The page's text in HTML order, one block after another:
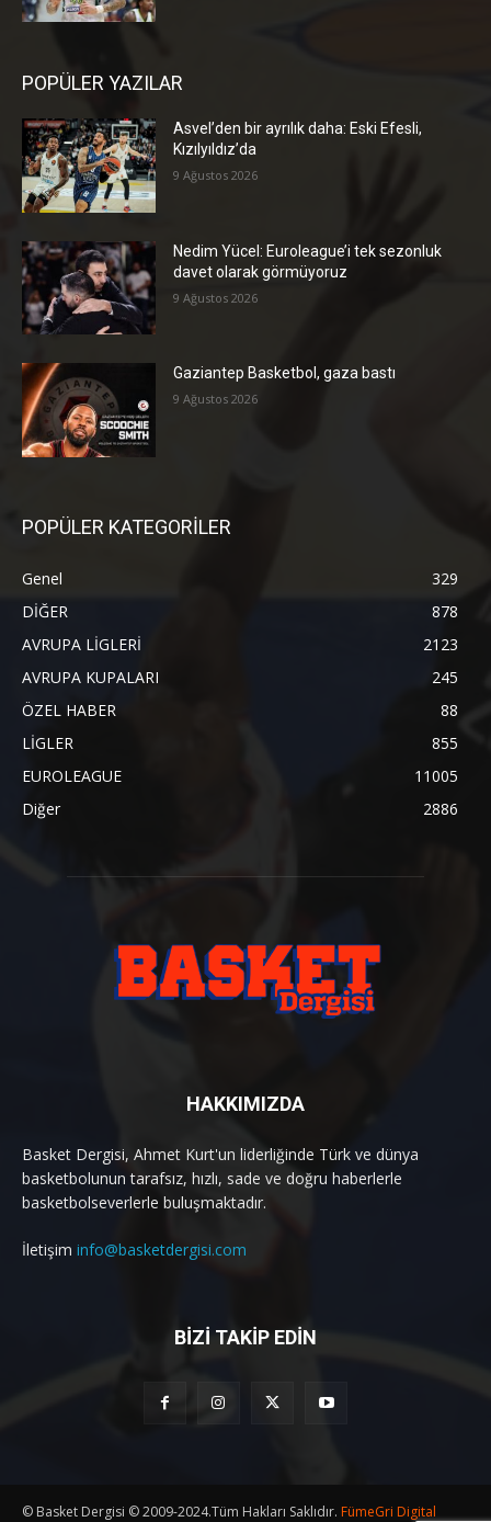
POPÜLER YAZILAR
Asvel’den bir ayrılık daha: Eski Efesli,
Kızılyıldız’da
9 Ağustos 2026
Nedim Yücel: Euroleague’i tek sezonluk
davet olarak görmüyoruz
9 Ağustos 2026
Gaziantep Basketbol, gaza bastı
9 Ağustos 2026
POPÜLER KATEGORİLER
Genel
329
DİĞER
878
AVRUPA LİGLERİ
2123
AVRUPA KUPALARI
245
ÖZEL HABER
88
LİGLER
855
EUROLEAGUE
11005
Diğer
2886
HAKKIMIZDA
Basket Dergisi, Ahmet Kurt'un liderliğinde Türk ve dünya
basketbolunun tarafsız, hızlı, sade ve doğru haberlerle
basketbolseverlerle buluşmaktadır.
İletişim info@basketdergisi.com
BİZİ TAKİP EDİN
© Basket Dergisi © 2009-2024.Tüm Hakları Saklıdır. FümeGri Digital